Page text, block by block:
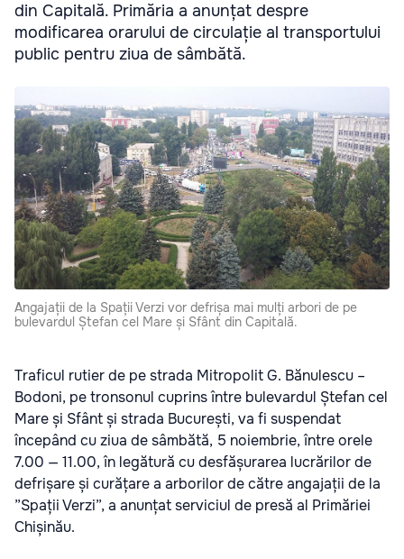
din Capitală. Primăria a anunțat despre
modificarea orarului de circulație al transportului
public pentru ziua de sâmbătă.
Angajații de la Spații Verzi vor defrișa mai mulți arbori de pe
bulevardul Ștefan cel Mare și Sfânt din Capitală.
Traficul rutier de pe strada Mitropolit G. Bănulescu –
Bodoni, pe tronsonul cuprins între bulevardul Ștefan cel
Mare și Sfânt și strada București, va fi suspendat
începând cu ziua de sâmbătă, 5 noiembrie, între orele
7.00 — 11.00, în legătură cu desfășurarea lucrărilor de
defrișare și curățare a arborilor de către angajații de la
”Spații Verzi”, a anunțat serviciul de presă al Primăriei
Chișinău.